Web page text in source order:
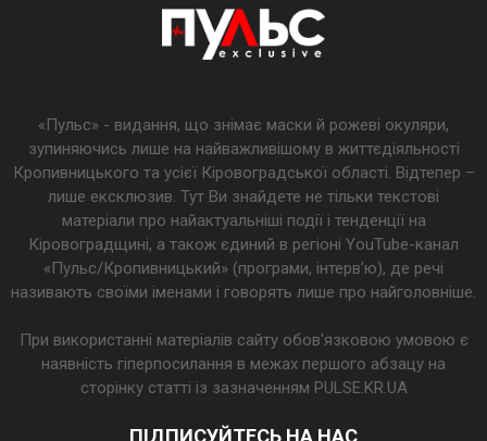
«Пульс» - видання, що знімає маски й рожеві окуляри,
зупиняючись лише на найважливішому в життєдіяльності
Кропивницького та усієї Кіровоградської області. Відтепер –
лише ексклюзив. Тут Ви знайдете не тільки текстові
матеріали про найактуальніші події і тенденції на
Кіровоградщині, а також єдиний в регіоні YouTube-канал
«Пульс/Кропивницький» (програми, інтерв’ю), де речі
називають своїми іменами і говорять лише про найголовніше.
При використанні матеріалів сайту обов'язковою умовою є
наявність гіперпосилання в межах першого абзацу на
сторінку статті із зазначенням PULSE.KR.UA
ПІДПИСУЙТЕСЬ НА НАС